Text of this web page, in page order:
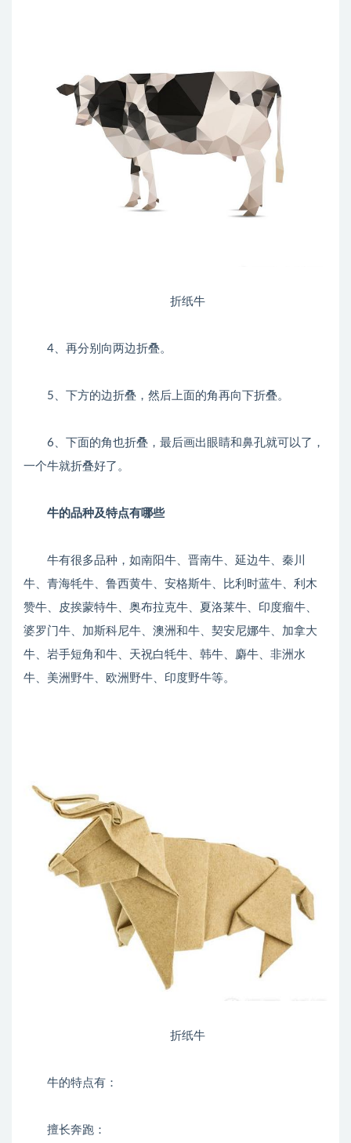
折纸牛
4、再分别向两边折叠。
5、下方的边折叠，然后上面的角再向下折叠。
6、下面的角也折叠，最后画出眼睛和鼻孔就可以了，
一个牛就折叠好了。
牛的品种及特点有哪些
牛有很多品种，如南阳牛、晋南牛、延边牛、秦川
牛、青海牦牛、鲁西黄牛、安格斯牛、比利时蓝牛、利木
赞牛、皮挨蒙特牛、奥布拉克牛、夏洛莱牛、印度瘤牛、
婆罗门牛、加斯科尼牛、澳洲和牛、契安尼娜牛、加拿大
牛、岩手短角和牛、天祝白牦牛、韩牛、麝牛、非洲水
牛、美洲野牛、欧洲野牛、印度野牛等。
折纸牛
牛的特点有：
擅长奔跑：